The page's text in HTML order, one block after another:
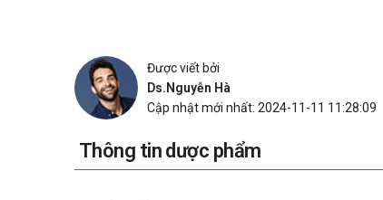
Được viết bởi
Ds.Nguyễn Hà
Cập nhật mới nhất: 2024-11-11 11:28:09
Thông tin dược phẩm